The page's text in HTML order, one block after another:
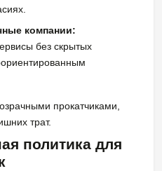
компании:
без скрытых
прокатчиками,
трат.
политика для